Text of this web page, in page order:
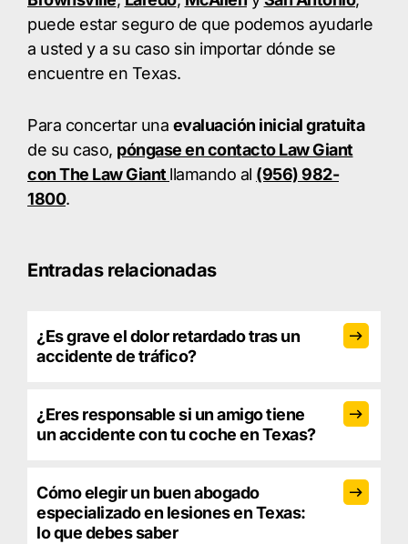
puede estar seguro de que podemos ayudarle
a usted y a su caso sin importar dónde se
encuentre en Texas.
Para concertar una evaluación inicial gratuita
de su caso, póngase en contacto Law Giant
con The Law Giantllamando al (956) 982-
1800.
Entradas relacionadas
¿Es grave el dolor retardado tras un
accidente de tráfico?
¿Eres responsable si un amigo tiene
un accidente con tu coche en Texas?
Cómo elegir un buen abogado
especializado en lesiones en Texas:
lo que debes saber